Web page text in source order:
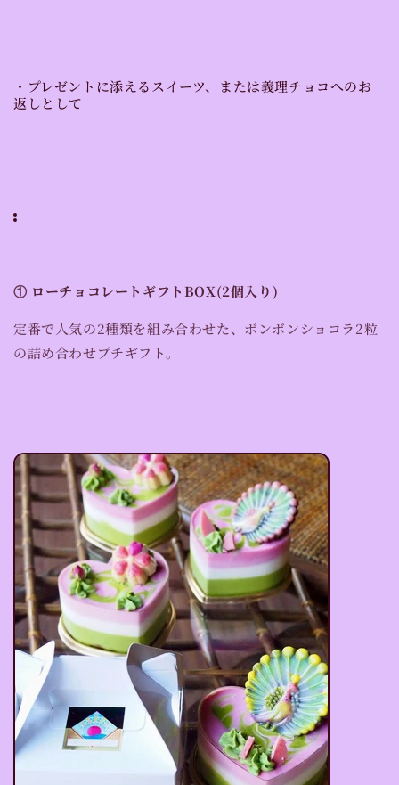
・プレゼントに添えるスイーツ、または義理チョコへのお
返しとして
① ローチョコレートギフトBOX(2個入り)
定番で人気の2種類を組み合わせた、 ボンボンショコラ2粒
の詰め合わせプチギフト。